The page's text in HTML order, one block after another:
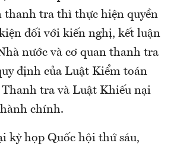
thanh tra thì thực hiện quyền
đối với kiến nghị, kết luận
nước và cơ quan thanh tra
định của Luật Kiểm toán
tra và Luật Khiếu nại
chính.
kỳ họp Quốc hội thứ sáu,